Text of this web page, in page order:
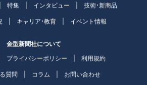
特集 インタビュー 技術・新商品
キャリア・教育 イベント情報
金型新聞社について
プライバシーポリシー 利用規約
質問 コラム お問い合わせ